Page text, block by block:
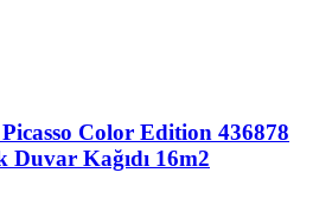
Color Edition 436878
Kağıdı 16m2